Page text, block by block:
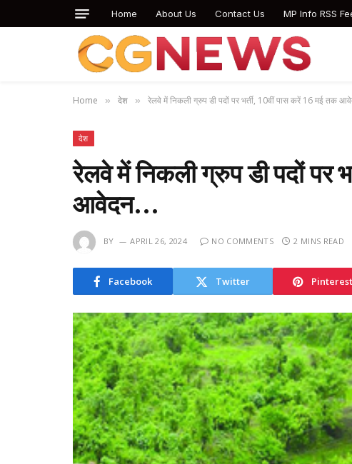
Home About Us Contact Us MP Info RSS
Home » देश » रेलवे में निकली ग्रुप डी पदों पर भर्ती, 10वीं पास करें 16 मई तक
देश
रेलवे में निकली ग्रुप डी पदों पर
आवेदन…
BY APRIL 26, 2024 NO COMMENTS 2 MINS READ
Facebook Twitter Pinterest